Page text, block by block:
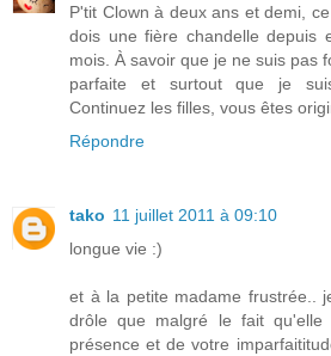
P'tit Clown à deux ans et demi,
dois une fière chandelle depuis
mois. À savoir que je ne suis pas
parfaite et surtout que je
Continuez les filles, vous êtes
Répondre
tako 11 juillet 2011 à 09:10
longue vie :)
et à la petite madame frustrée..
drôle que malgré le fait qu'elle
présence et de votre